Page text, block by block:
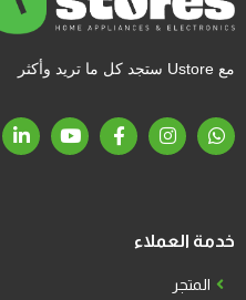
مع Ustore ستجد كل ما تريد وأكثر
خدمة العملاء
المتجر